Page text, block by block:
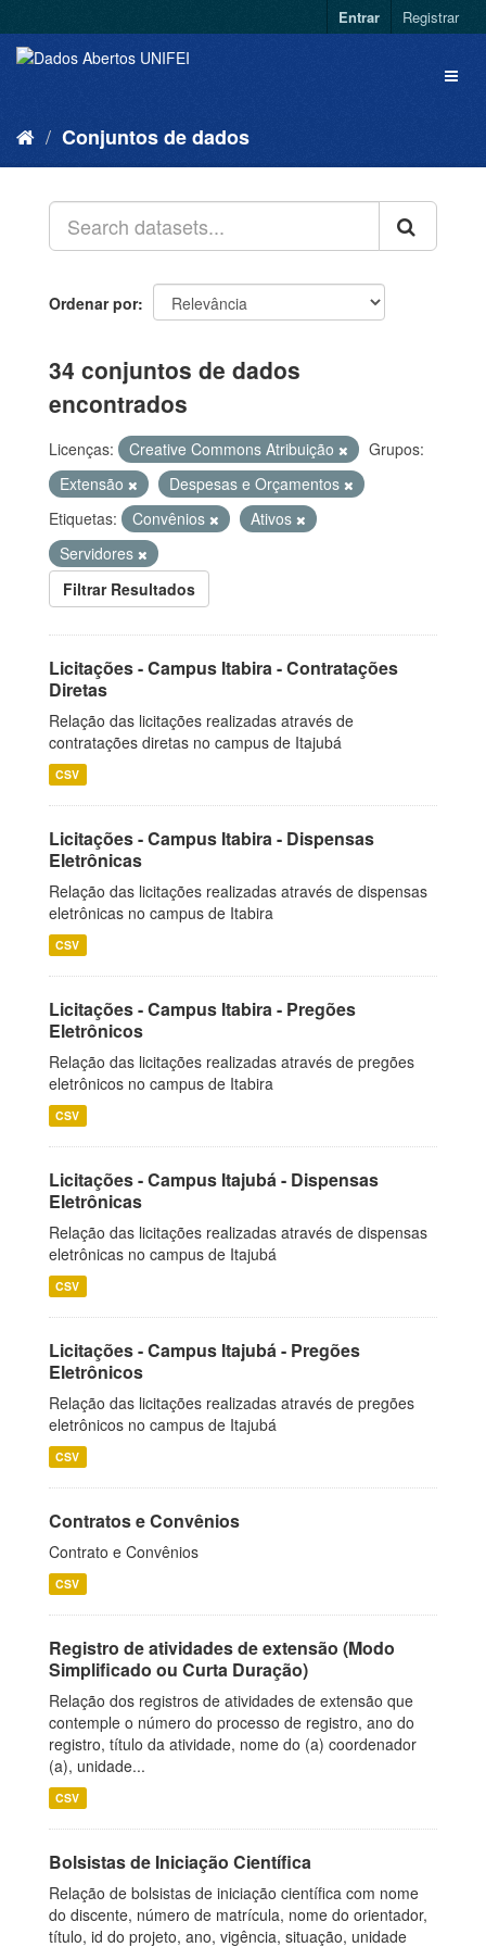
Entrar Registrar
Conjuntos de dados
Ordenar por
34 conjuntos de dados
encontrados
Licenças: Creative Commons Atribuição
Grupos:
Extensão
Despesas e Orçamentos
Etiquetas:
Convênios
Ativos
Servidores
Filtrar Resultados
Licitações - Campus Itabira - Contratações
Diretas
Relação das licitações realizadas através de
contratações diretas no campus de Itajubá
CSV
Licitações - Campus Itabira - Dispensas
Eletrônicas
Relação das licitações realizadas através de dispensas
eletrônicas no campus de Itabira
CSV
Licitações - Campus Itabira - Pregões
Eletrônicos
Relação das licitações realizadas através de pregões
eletrônicos no campus de Itabira
CSV
Licitações - Campus Itajubá - Dispensas
Eletrônicas
Relação das licitações realizadas através de dispensas
eletrônicas no campus de Itajubá
CSV
Licitações - Campus Itajubá - Pregões
Eletrônicos
Relação das licitações realizadas através de pregões
eletrônicos no campus de Itajubá
CSV
Contratos e Convênios
Contrato e Convênios
CSV
Registro de atividades de extensão (Modo
Simplificado ou Curta Duração)
Relação dos registros de atividades de extensão que
contemple o número do processo de registro, ano do
registro, título da atividade, nome do (a) coordenador
(a), unidade...
CSV
Bolsistas de Iniciação Científica
Relação de bolsistas de iniciação científica com nome
do discente, número de matrícula, nome do orientador,
título, id do projeto, ano, vigência, situação, unidade